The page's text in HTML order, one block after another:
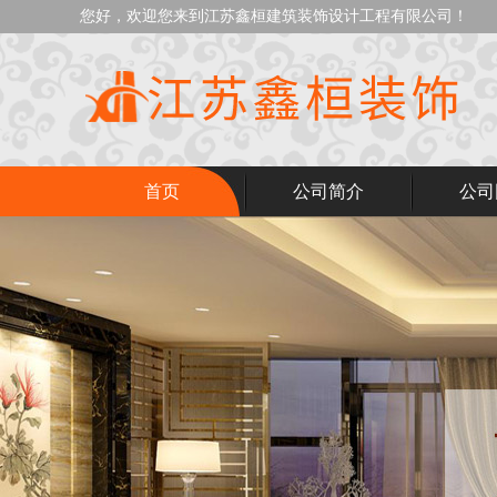
您好，欢迎您来到江苏鑫桓建筑装饰设计工程有限公司！
首页 公司简介 公